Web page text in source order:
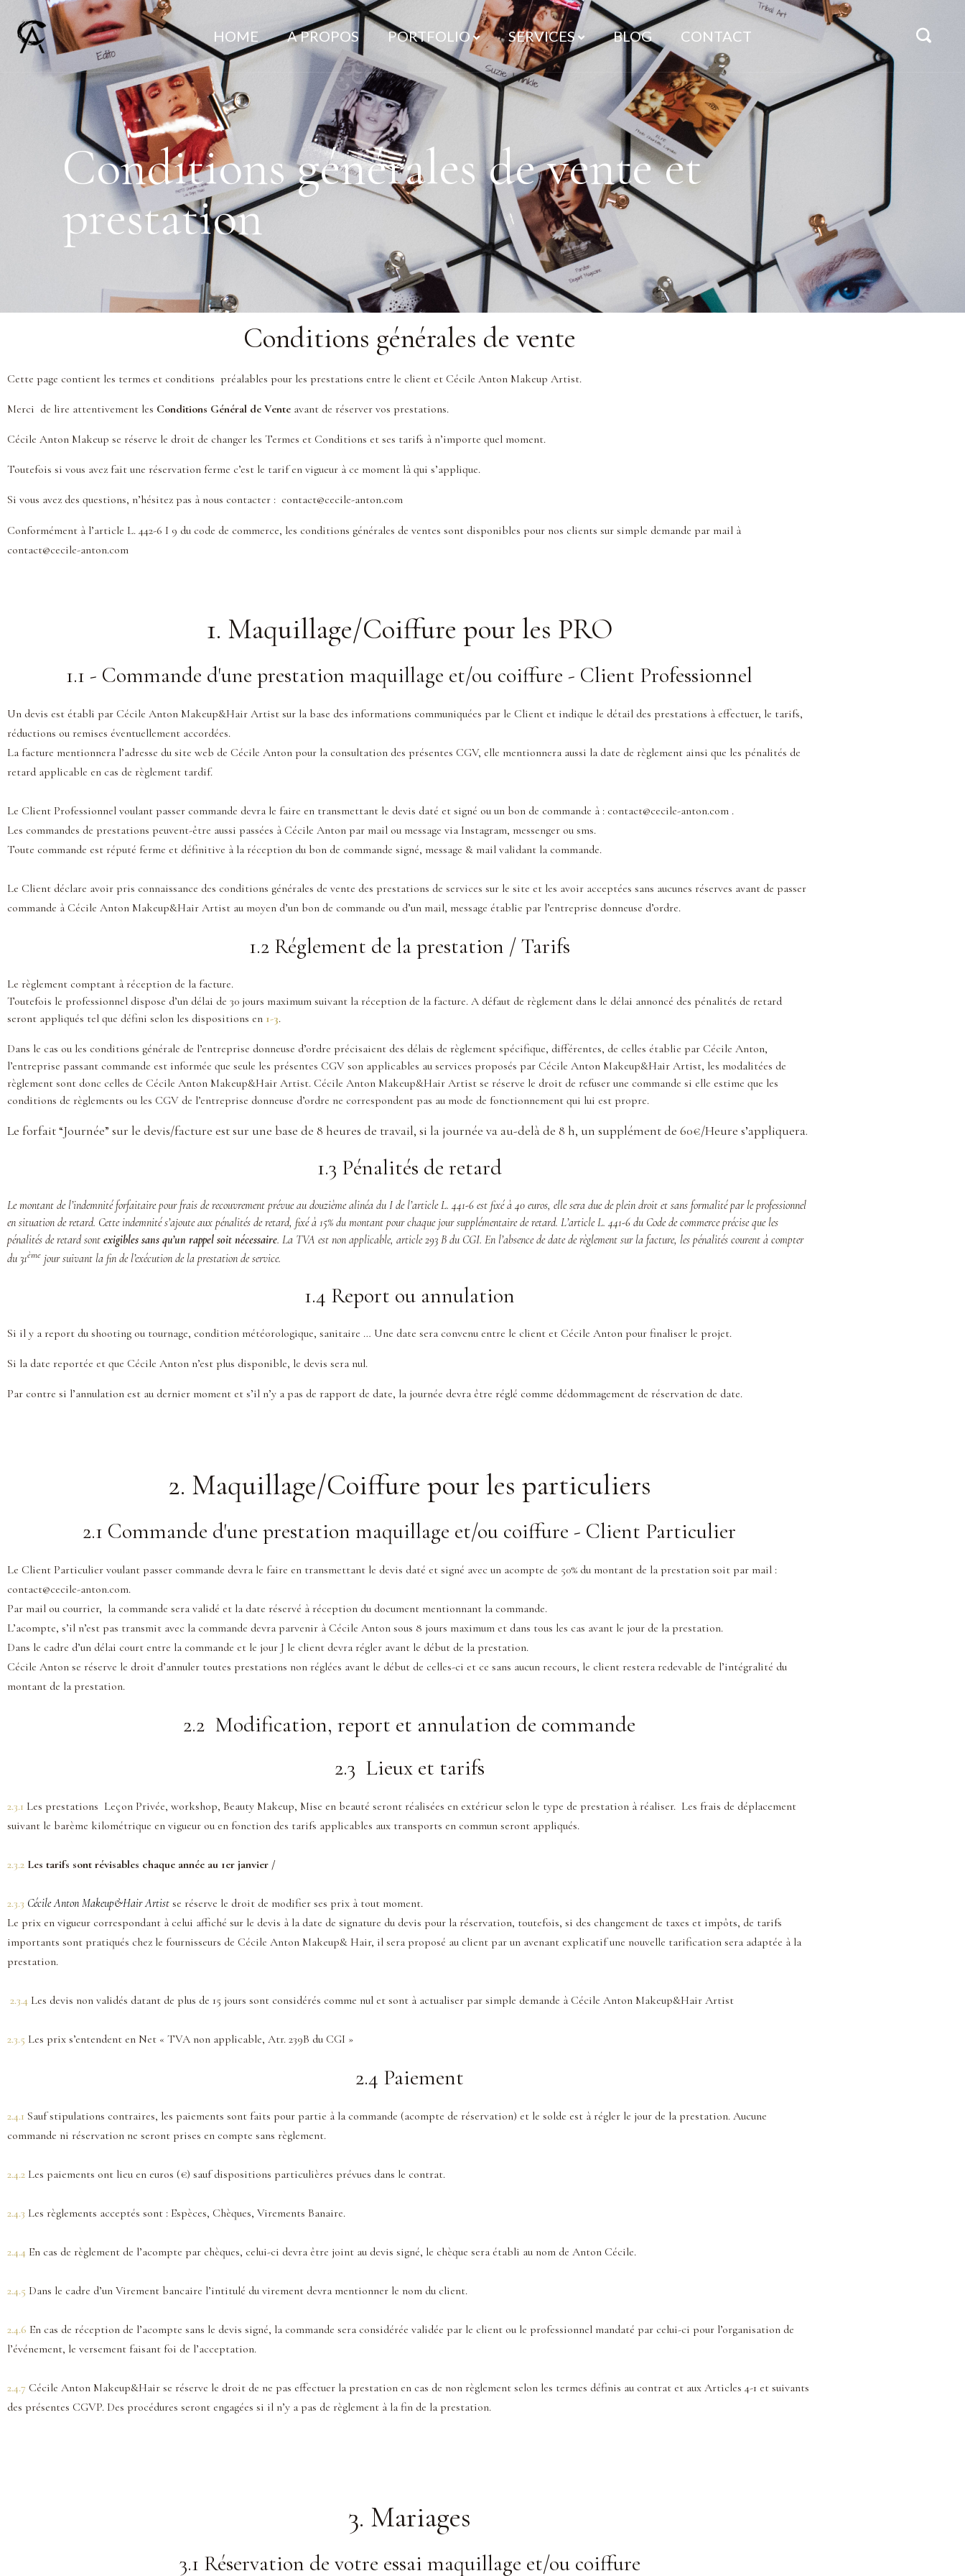
HOME A PROPOS PORTFOLIO SERVICES BLOG CONTACT
Conditions générales de vente et
prestation
Conditions générales de vente
Cette page contient les termes et conditions préalables pour les prestations entre le client et Cécile Anton Makeup Artist.
Merci de lire attentivement les Conditions Général de Vente avant de réserver vos prestations.
Cécile Anton Makeup se réserve le droit de changer les Termes et Conditions et ses tarifs à n’importe quel moment.
Toutefois si vous avez fait une réservation ferme c’est le tarif en vigueur à ce moment là qui s’applique.
Si vous avez des questions, n’hésitez pas à nous contacter : contact@cecile-anton.com
Conformément à l’article L. 442-6 I 9 du code de commerce, les conditions générales de ventes sont disponibles pour nos clients sur simple demande par mail à
contact@cecile-anton.com
1. Maquillage/Coiffure pour les PRO
1.1 - Commande d'une prestation maquillage et/ou coiffure - Client Professionnel
Un devis est établi par Cécile Anton Makeup&Hair Artist sur la base des informations communiquées par le Client et indique le détail des prestations à effectuer, le tarifs,
réductions ou remises éventuellement accordées.
La facture mentionnera l’adresse du site web de Cécile Anton pour la consultation des présentes CGV, elle mentionnera aussi la date de règlement ainsi que les pénalités de
retard applicable en cas de règlement tardif.
Le Client Professionnel voulant passer commande devra le faire en transmettant le devis daté et signé ou un bon de commande à : contact@cecile-anton.com .
Les commandes de prestations peuvent-être aussi passées à Cécile Anton par mail ou message via Instagram, messenger ou sms.
Toute commande est réputé ferme et définitive à la réception du bon de commande signé, message & mail validant la commande.
Le Client déclare avoir pris connaissance des conditions générales de vente des prestations de services sur le site et les avoir acceptées sans aucunes réserves avant de passer
commande à Cécile Anton Makeup&Hair Artist au moyen d’un bon de commande ou d’un mail, message établie par l’entreprise donneuse d’ordre.
1.2 Réglement de la prestation / Tarifs
Le règlement comptant à réception de la facture.
Toutefois le professionnel dispose d’un délai de 30 jours maximum suivant la réception de la facture. A défaut de règlement dans le délai annoncé des pénalités de retard
seront appliqués tel que défini selon les dispositions en 1-3.
Dans le cas ou les conditions générale de l’entreprise donneuse d’ordre précisaient des délais de règlement spécifique, différentes, de celles établie par Cécile Anton,
l’entreprise passant commande est informée que seule les présentes CGV son applicables au services proposés par Cécile Anton Makeup&Hair Artist, les modalitées de
règlement sont donc celles de Cécile Anton Makeup&Hair Artist. Cécile Anton Makeup&Hair Artist se réserve le droit de refuser une commande si elle estime que les
conditions de règlements ou les CGV de l’entreprise donneuse d’ordre ne correspondent pas au mode de fonctionnement qui lui est propre.
Le forfait “Journée” sur le devis/facture est sur une base de 8 heures de travail, si la journée va au-delà de 8 h, un supplément de 60€/Heure s’appliquera.
1.3 Pénalités de retard
Le montant de l’indemnité forfaitaire pour frais de recouvrement prévue au douzième alinéa du I de l’article L. 441-6 est fixé à 40 euros, elle sera due de plein droit et sans formalité par le professionnel
en situation de retard. Cette indemnité s’ajoute aux pénalités de retard, fixé à 15% du montant pour chaque jour supplémentaire de retard. L’article L. 441-6 du Code de commerce précise que les
pénalités de retard sont exigibles sans qu’un rappel soit nécessaire. La TVA est non applicable, article 293 B du CGI. En l’absence de date de règlement sur la facture, les pénalités courent à compter
du 31ème jour suivant la fin de l’exécution de la prestation de service.
1.4 Report ou annulation
Si il y a report du shooting ou tournage, condition météorologique, sanitaire … Une date sera convenu entre le client et Cécile Anton pour finaliser le projet.
Si la date reportée et que Cécile Anton n’est plus disponible, le devis sera nul.
Par contre si l’annulation est au dernier moment et s’il n’y a pas de rapport de date, la journée devra être réglé comme dédommagement de réservation de date.
2. Maquillage/Coiffure pour les particuliers
2.1 Commande d'une prestation maquillage et/ou coiffure - Client Particulier
Le Client Particulier voulant passer commande devra le faire en transmettant le devis daté et signé avec un acompte de 50% du montant de la prestation soit par mail :
contact@cecile-anton.com.
Par mail ou courrier, la commande sera validé et la date réservé à réception du document mentionnant la commande.
L’acompte, s’il n’est pas transmit avec la commande devra parvenir à Cécile Anton sous 8 jours maximum et dans tous les cas avant le jour de la prestation.
Dans le cadre d’un délai court entre la commande et le jour J le client devra régler avant le début de la prestation.
Cécile Anton se réserve le droit d’annuler toutes prestations non réglées avant le début de celles-ci et ce sans aucun recours, le client restera redevable de l’intégralité du
montant de la prestation.
2.2 Modification, report et annulation de commande
2.3 Lieux et tarifs
2.3.1 Les prestations Leçon Privée, workshop, Beauty Makeup, Mise en beauté seront réalisées en extérieur selon le type de prestation à réaliser. Les frais de déplacement
suivant le barème kilométrique en vigueur ou en fonction des tarifs applicables aux transports en commun seront appliqués.
2.3.2 Les tarifs sont révisables chaque année au 1er janvier /
2.3.3 Cécile Anton Makeup&Hair Artist se réserve le droit de modifier ses prix à tout moment.
Le prix en vigueur correspondant à celui affiché sur le devis à la date de signature du devis pour la réservation, toutefois, si des changement de taxes et impôts, de tarifs
importants sont pratiqués chez le fournisseurs de Cécile Anton Makeup& Hair, il sera proposé au client par un avenant explicatif une nouvelle tarification sera adaptée à la
prestation.
2.3.4 Les devis non validés datant de plus de 15 jours sont considérés comme nul et sont à actualiser par simple demande à Cécile Anton Makeup&Hair Artist
2.3.5 Les prix s’entendent en Net « TVA non applicable, Atr. 239B du CGI »
2.4 Paiement
2.4.1 Sauf stipulations contraires, les paiements sont faits pour partie à la commande (acompte de réservation) et le solde est à régler le jour de la prestation. Aucune
commande ni réservation ne seront prises en compte sans règlement.
2.4.2 Les paiements ont lieu en euros (€) sauf dispositions particulières prévues dans le contrat.
2.4.3 Les règlements acceptés sont : Espèces, Chèques, Virements Banaire.
2.4.4 En cas de règlement de l’acompte par chèques, celui-ci devra être joint au devis signé, le chèque sera établi au nom de Anton Cécile.
2.4.5 Dans le cadre d’un Virement bancaire l’intitulé du virement devra mentionner le nom du client.
2.4.6 En cas de réception de l’acompte sans le devis signé, la commande sera considérée validée par le client ou le professionnel mandaté par celui-ci pour l’organisation de
l’événement, le versement faisant foi de l’acceptation.
2.4.7 Cécile Anton Makeup&Hair se réserve le droit de ne pas effectuer la prestation en cas de non règlement selon les termes définis au contrat et aux Articles 4-1 et suivants
des présentes CGVP. Des procédures seront engagées si il n’y a pas de règlement à la fin de la prestation.
3. Mariages
3.1 Réservation de votre essai maquillage et/ou coiffure